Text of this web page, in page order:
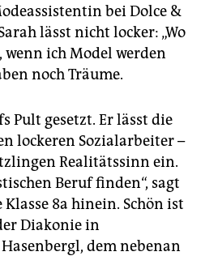
bei Dolce &
lässt nicht locker: „Wo
ich Model werden
noch Träume.
Pult gesetzt. Er lässt die
lockeren Sozialarbeiter –
Realitätssinn ein.
Beruf finden“, sagt
8a hinein. Schön ist
Diakonie in
dem nebenan